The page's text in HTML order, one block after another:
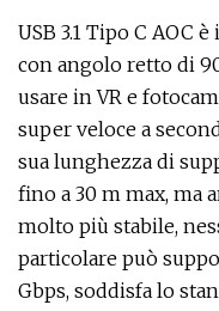
USB 3.1 Tipo C AOC
con angolo retto di
usare in VR e
super veloce a
sua lunghezza di
fino a 30 m max, ma
molto più stabile,
particolare può
Gbps, soddisfa lo